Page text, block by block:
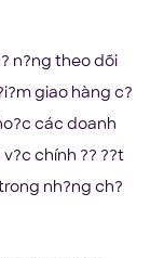
n?ng theo dõi
giao hàng c?
các doanh
chính ?? ??t
nh?ng ch?